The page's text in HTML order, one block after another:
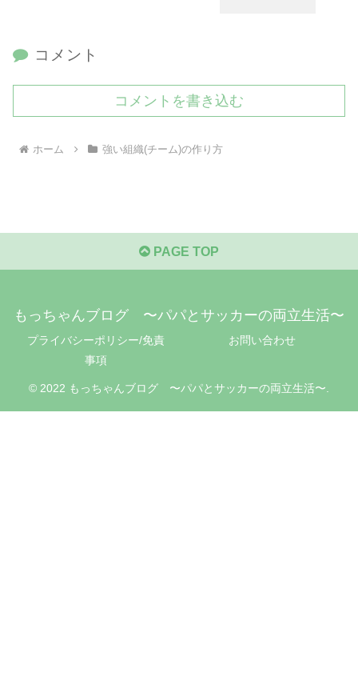
コメント
コメントを書き込む
ホーム 強い組織(チーム)の作り方
PAGE TOP
もっちゃんブログ 〜パパとサッカーの両立生活〜
プライバシーポリシー/免責
事項
お問い合わせ
© 2022 もっちゃんブログ 〜パパとサッカーの両立生活〜.